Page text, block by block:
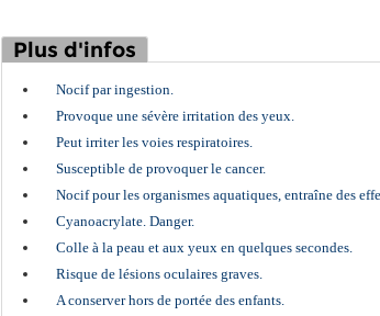
Plus d'infos
Nocif par ingestion.
Provoque une sévère irritation des yeux.
Peut irriter les voies respiratoires.
Susceptible de provoquer le cancer.
Nocif pour les organismes aquatiques, entraîne des
Cyanoacrylate. Danger.
Colle à la peau et aux yeux en quelques secondes.
Risque de lésions oculaires graves.
A conserver hors de portée des enfants.